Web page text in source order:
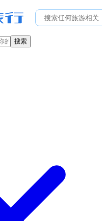
搜索